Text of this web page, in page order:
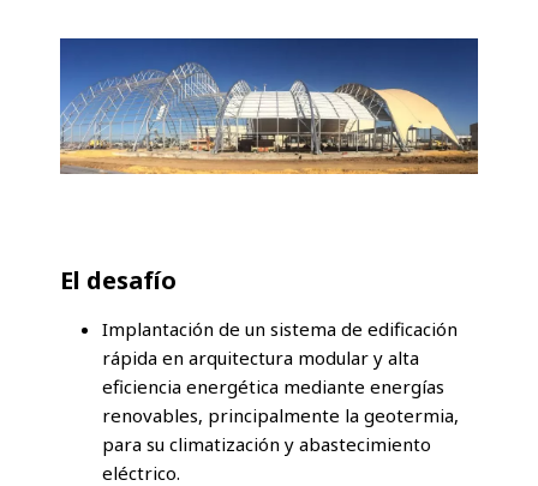
El desafío
Implantación de un sistema de edificación
rápida en arquitectura modular y alta
eficiencia energética mediante energías
renovables, principalmente la geotermia,
para su climatización y abastecimiento
eléctrico.